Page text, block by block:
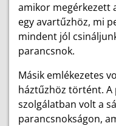
amikor megérkezett
egy avartűzhöz, mi
mindent jól
parancsnok.
Másik emlékezetes
háztűzhöz történt. A
szolgálatban volt a
parancsnokságon,